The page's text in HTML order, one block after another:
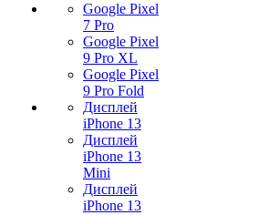
Google Pixel
7 Pro
Google Pixel
9 Pro XL
Google Pixel
9 Pro Fold
Дисплей
iPhone 13
Дисплей
iPhone 13
Mini
Дисплей
iPhone 13